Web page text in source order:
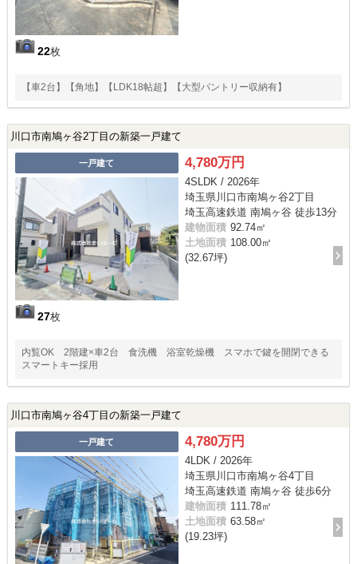
22枚
【車2台】【角地】【LDK18帖超】【大型パントリー収納有】
川口市南鳩ヶ谷2丁目の新築一戸建て
一戸建て
27枚
4,780万円
4SLDK / 2026年
埼玉県川口市南鳩ヶ谷2丁目
埼玉高速鉄道 南鳩ヶ谷 徒歩13分
建物面積 92.74㎡
土地面積 108.00㎡
(32.67坪)
内覧OK 2階建×車2台 食洗機 浴室乾燥機 スマホで鍵を開閉できる
スマートキー採用
川口市南鳩ヶ谷4丁目の新築一戸建て
一戸建て 4,780万円
4LDK / 2026年
埼玉県川口市南鳩ヶ谷4丁目
埼玉高速鉄道 南鳩ヶ谷 徒歩6分
建物面積 111.78㎡
土地面積 63.58㎡
(19.23坪)